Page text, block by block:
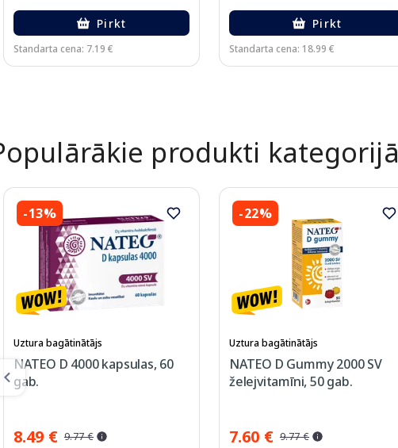
Pirkt
Standarta cena: 7.19 €
Pirkt
Standarta cena: 18.99 €
produkti kategorijā
-13%
Uztura bagātinātājs
NATEO D 4000 kapsulas, 60
gab.
8.49 € 9.77 €
-22%
Uztura bagātinātājs
NATEO D Gummy 2000 SV
želejvitamīni, 50 gab.
7.60 € 9.77 €